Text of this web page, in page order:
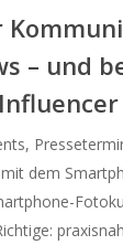
– und
dem